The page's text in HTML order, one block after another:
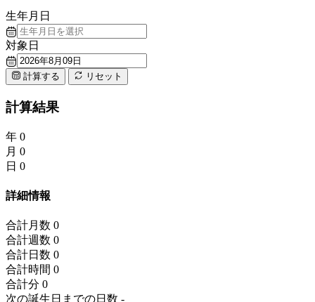
生年月日
対象日
計算する リセット
計算結果
年 0
月 0
日 0
詳細情報
合計月数 0
合計週数 0
合計日数 0
合計時間 0
合計分 0
次の誕生日までの日数 -